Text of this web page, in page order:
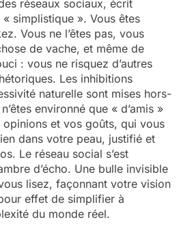
réseaux sociaux, écrit
simplistique ». Vous êtes
Vous ne l’êtes pas, vous
de vache, et même de
: vous ne risquez d’autres
Les inhibitions
naturelle sont mises hors-
environné que « d’amis »
et vos goûts, qui vous
dans votre peau, justifié et
Le réseau social s’est
d’écho. Une bulle invisible
lisez, façonnant votre vision
effet de simplifier à
du monde réel.